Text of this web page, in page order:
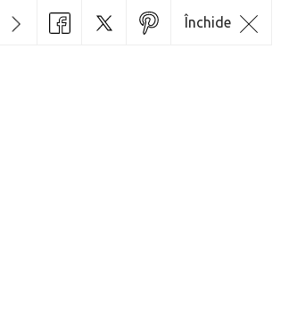
Închide